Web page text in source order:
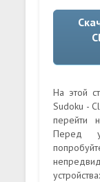
На этой
Sudoku -
перейти
Перед